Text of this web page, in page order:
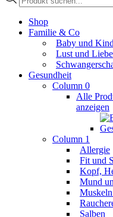
search
page
opens
Shop
Familie & Co
Baby und Kind
Lust und Liebe
Gesundheit
Column 0
Alle
anzeigen
Column 1
Allergie
Fit und
Kopf,
Mund
Salben